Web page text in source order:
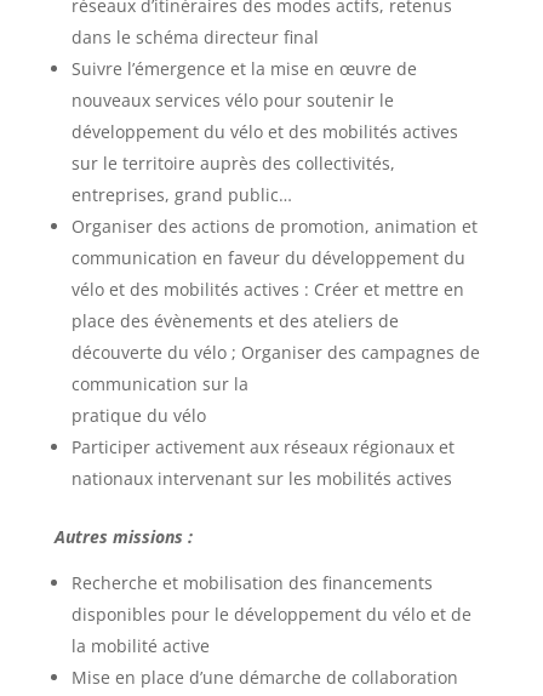
réseaux d’itinéraires des modes actifs, retenus
dans le schéma directeur final
Suivre l’émergence et la mise en œuvre de
nouveaux services vélo pour soutenir le
développement du vélo et des mobilités actives
sur le territoire auprès des collectivités,
entreprises, grand public…
Organiser des actions de promotion, animation et
communication en faveur du développement du
vélo et des mobilités actives : Créer et mettre en
place des évènements et des ateliers de
découverte du vélo ; Organiser des campagnes de
communication sur la
pratique du vélo
Participer activement aux réseaux régionaux et
nationaux intervenant sur les mobilités actives
Autres missions :
Recherche et mobilisation des financements
disponibles pour le développement du vélo et de
la mobilité active
Mise en place d’une démarche de collaboration